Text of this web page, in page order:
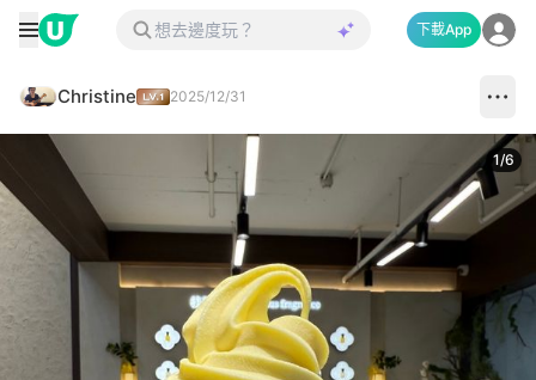
下載App
Christine 2025/12/31
1/6